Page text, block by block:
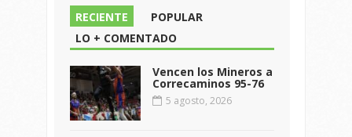
RECIENTE
POPULAR
LO + COMENTADO
Vencen los Mineros a
Correcaminos 95-76
5 agosto, 2026